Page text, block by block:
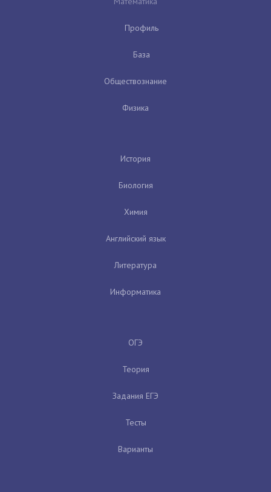
Профиль
База
Обществознание
Физика
История
Биология
Химия
Английский язык
Литература
Информатика
ОГЭ
Теория
Задания ЕГЭ
Тесты
Варианты